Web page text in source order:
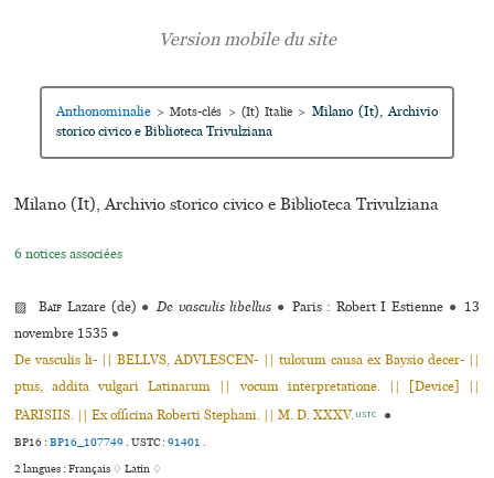
Anthonominalie > Mots-clés > (It) Italie > Milano (It), Archivio
sto­rico civico e Biblioteca Trivulziana
Milano (It), Archivio sto­rico civico e Biblioteca Trivulziana
6 notices associées
▨Baïf Lazare (de) ● De vasculis libellus ● Paris : Robert I Estienne ● 13
novembre 1535 ●
De vasculis li- || BELLVS, ADVLESCEN- || tulorum causa ex Baysio decer- ||
ptus, addita vulgari Latinarum || vocum interpretatione. || [Device] ||
PARISIIS. || Ex officina Roberti Stephani. || M. D. XXXV. USTC ●
BP16 :BP16_107749.USTC :91401.
2 langues :Français ♢Latin ♢